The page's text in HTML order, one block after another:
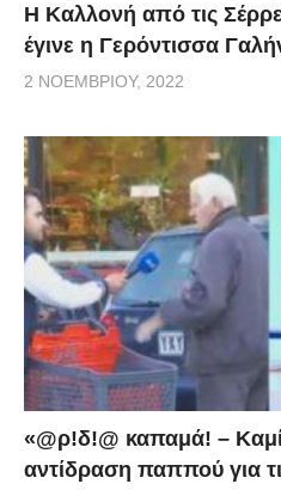
Η Καλλονή από τις
έγινε η Γερόντισσα
2 ΝΟΕΜΒΡΊΟΥ, 2022
«@ρ!δ!@ καπαμά! –
αντίδραση παππού για